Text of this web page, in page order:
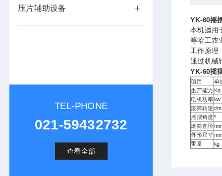
压片辅助设备
TEL-PHONE
021-59432732
查看全部
YK-60摇
本机适用
等哈工农
工作原理
通过机械
YK-60摇
项目
单
生产能力 Kg
电机功率kw
滚筒转速 r/
摇摆角度º
滚筒直径
外形尺寸
重量
kg